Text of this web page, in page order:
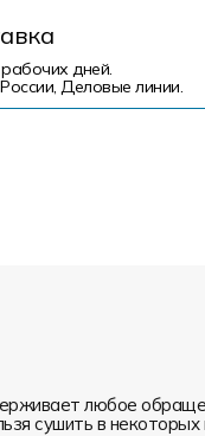
дней.
Деловые линии.
любое
сушить в